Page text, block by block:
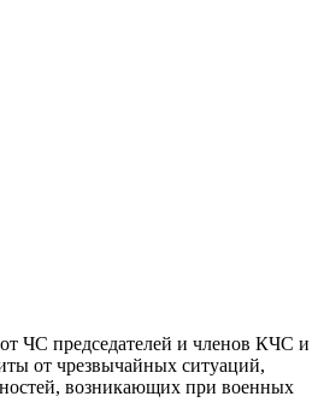
ЧС председателей и членов КЧС и
от чрезвычайных ситуаций,
возникающих при военных